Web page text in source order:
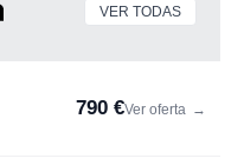
VER TODAS
790 €Ver oferta →